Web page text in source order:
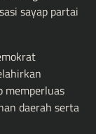
sayap partai
memperluas
daerah serta